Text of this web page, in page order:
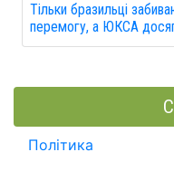
Тільки бразильці
перемогу, а ЮКСА
Політика